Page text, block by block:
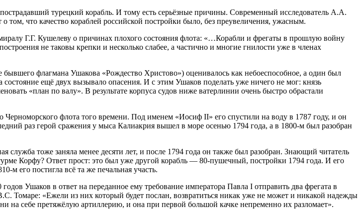
турецкий корабль. И тому есть серьёзные причины. Современный исследователь А.А.
что качество кораблей российской постройки было, без преувеличения, ужасным.
Г.Г. Кушелеву о причинах плохого состояния флота: «…Корабли и фрегаты в прошлую войну
не таковы крепки и несколько слабее, а частично и многие гнилости уже в членах
флагмана Ушакова «Рождество Христово») оценивалось как небоеспособное, а один был
ещё двух вызывало опасения. И с этим Ушаков поделать уже ничего не мог: князь
«план по валу». В результате корпуса судов ниже ватерлинии очень быстро обрастали
Черноморского флота того времени. Под именем «Иосиф II» его спустили на воду в 1787 году, и он
раз герой сражения у мыса Калиакрия вышел в море осенью 1794 года, а в 1800-м был разобран
тоже заняла менее десяти лет, и после 1794 года он также был разобран. Знающий читатель
Корфу? Ответ прост: это был уже другой корабль — 80-пушечный, постройки 1794 года. И его
м его постигла всё та же печальная участь.
Ушаков в ответ на переданное ему требование императора Павла I отправить два фрегата в
Томаре: «Ежели из них который будет послан, возвратиться никак уже не может и никакой надежды
себе претяжёлую артиллерию, и она при первой большой качке непременно их разломает».